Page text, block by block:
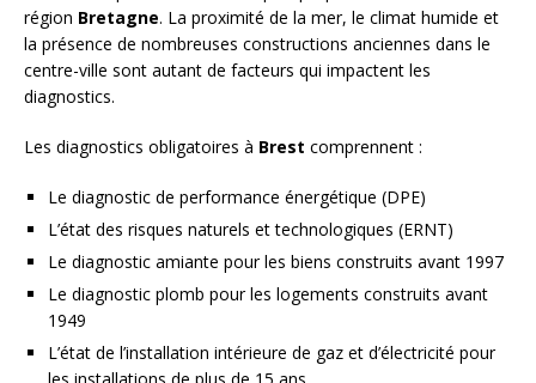
région Bretagne. La proximité de la mer, le climat humide et
la présence de nombreuses constructions anciennes dans le
centre-ville sont autant de facteurs qui impactent les
diagnostics.
Les diagnostics obligatoires à Brest comprennent :
Le diagnostic de performance énergétique (DPE)
L’état des risques naturels et technologiques (ERNT)
Le diagnostic amiante pour les biens construits avant 1997
Le diagnostic plomb pour les logements construits avant
1949
L’état de l’installation intérieure de gaz et d’électricité pour